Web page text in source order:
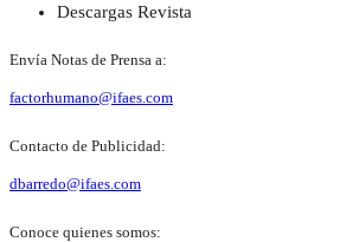
Descargas Revista
Envía Notas de Prensa a:
factorhumano@ifaes.com
Contacto de Publicidad:
dbarredo@ifaes.com
Conoce quienes somos: